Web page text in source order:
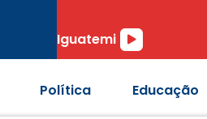
Iguatemi Tocador
de
Política Educação